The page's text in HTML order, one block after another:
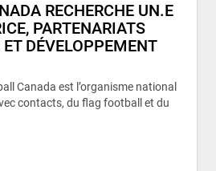
RECHERCHE UN.E
PARTENARIATS
DÉVELOPPEMENT
Canada est l’organisme national
contacts, du flag football et du